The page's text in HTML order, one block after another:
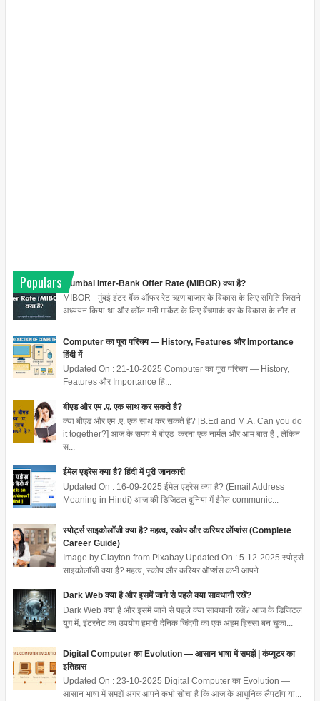
Populars
Mumbai Inter-Bank Offer Rate (MIBOR) क्या है?
MIBOR - मुंबई इंटर-बैंक ऑफर रेट ऋण बाजार के विकास के लिए समिति जिसने
अध्ययन किया था और कॉल मनी मार्केट के लिए बेंचमार्क दर के विकास के तौर-त...
Computer का पूरा परिचय — History, Features और Importance
हिंदी में
Updated On : 21-10-2025 Computer का पूरा परिचय — History,
Features और Importance हिं...
बीएड और एम .ए. एक साथ कर सकते है?
क्या बीएड और एम .ए. एक साथ कर सकते है? [B.Ed and M.A. Can you do
it together?] आज के समय में बीएड करना एक नार्मल और आम बात है , लेकिन
स...
ईमेल एड्रेस क्या है? हिंदी में पूरी जानकारी
Updated On : 16-09-2025 ईमेल एड्रेस क्या है? (Email Address
Meaning in Hindi) आज की डिजिटल दुनिया में ईमेल communic...
स्पोर्ट्स साइकोलॉजी क्या है? महत्व, स्कोप और करियर ऑप्शंस (Complete
Career Guide)
Image by Clayton from Pixabay Updated On : 5-12-2025 स्पोर्ट्स
साइकोलॉजी क्या है? महत्व, स्कोप और करियर ऑप्शंस कभी आपने ...
Dark Web क्या है और इसमें जाने से पहले क्या सावधानी रखें?
Dark Web क्या है और इसमें जाने से पहले क्या सावधानी रखें? आज के डिजिटल
युग में, इंटरनेट का उपयोग हमारी दैनिक जिंदगी का एक अहम हिस्सा बन चुका...
Digital Computer का Evolution — आसान भाषा में समझें | कंप्यूटर का
इतिहास
Updated On : 23-10-2025 Digital Computer का Evolution —
आसान भाषा में समझें अगर आपने कभी सोचा है कि आज के आधुनिक लैपटॉप या...